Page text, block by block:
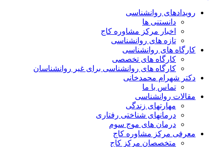
رویدادهای روانشناسی
دانستنی ها
اخبار مرکز مشاوره کاج
تازه های روانشناسی
کارگاه های روانشناسی
کارگاه های تخصصی
کارگاه های روانشناسی برای غیر روانشناسان
دکتر شهرام محمدخانی
تماس با ما
مقالات روانشناسی
مهارتهای زندگی
درمانهای شناختی رفتاری
درمان های موج سوم
معرفی مرکز مشاوره کاج
متخصصان مرکز کاج